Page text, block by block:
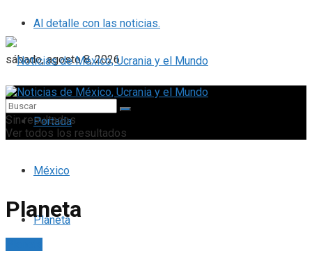
Al detalle con las noticias.
sábado, agosto 8, 2026
Portada
México
Planeta
Sin resultados
Ver todos los resultados
Planeta